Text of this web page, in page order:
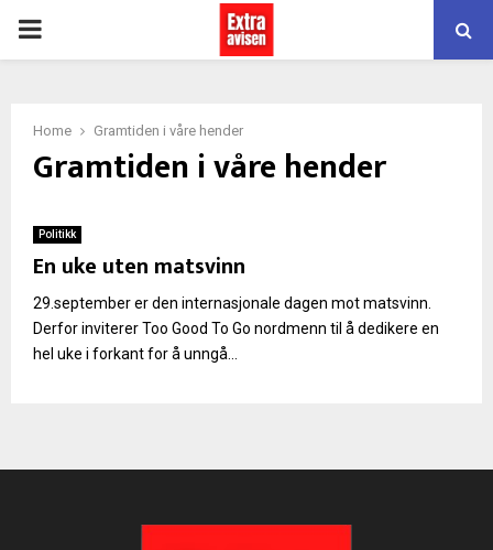
PRIMARY
Home Gramtiden i våre hender
Gramtiden i våre hender
Politikk
En uke uten matsvinn
29.september er den internasjonale dagen mot matsvinn.
Derfor inviterer Too Good To Go nordmenn til å dedikere en
hel uke i forkant for å unngå...